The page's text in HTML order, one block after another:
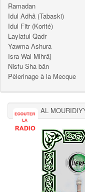
Ramadan
Idul Adhâ (Tabaski)
Idul Fitr (Korité)
Laylatul Qadr
Yawma Ashura
Isra Wal Mihrâj
Nisfu Sha bân
Pèlerinage à la Mecque
AL